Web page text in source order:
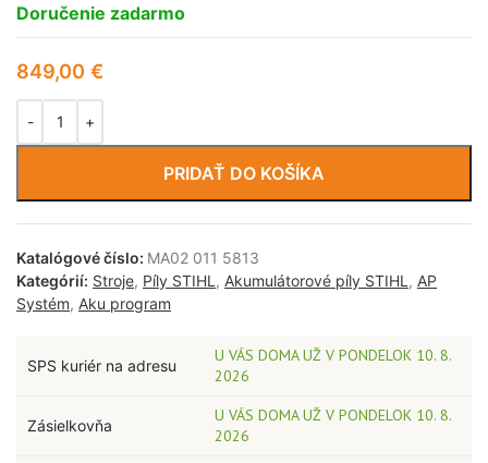
Doručenie zadarmo
849,00 €
PRIDAŤ DO KOŠÍKA
Katalógové číslo: MA02 011 5813
Kategórií: Stroje, Píly STIHL , Akumulátorové píly STIHL , AP
Systém, Aku program
SPS kuriér na adresu
U VÁS DOMA UŽ V PONDELOK 10. 8.
2026
Zásielkovňa
U VÁS DOMA UŽ V PONDELOK 10. 8.
2026